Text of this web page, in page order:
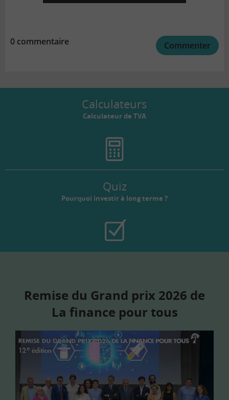
0 commentaire Commenter
Calculateurs
Calculateur de TVA
Quiz
Pourquoi investir à long terme ?
Remise du Grand prix 2026 de
La finance pour tous